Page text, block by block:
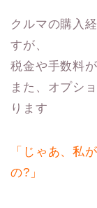
クルマの購入
すが、
税金や手数料
また、オプシ
ります
「じゃあ、私
の?」